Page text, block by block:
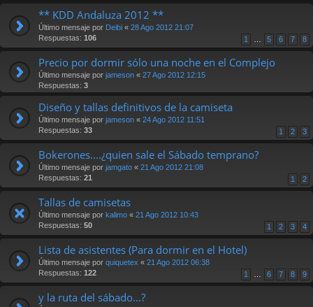
** KDD Andaluza 2012 **
Último mensaje por Deibi « 28 Ago 2012 21:07
Respuestas: 106 1 5 6 7 8
Precio por dormir sólo una noche en el Complejo
Último mensaje por jameson « 27 Ago 2012 12:15
Respuestas: 3
Diseño y tallas definitivos de la camiseta
Último mensaje por jameson « 24 Ago 2012 11:51
Respuestas: 33 1 2 3
Bokerones....¿quien sale el Sábado temprano?
Último mensaje por jamgato « 21 Ago 2012 21:08
Respuestas: 21 1 2
Tallas de camisetas
Último mensaje por kalimo « 21 Ago 2012 10:43
Respuestas: 50 1 2 3 4
Lista de asistentes (Para dormir en el Hotel)
Último mensaje por quiquetex « 21 Ago 2012 06:38
Respuestas: 122 1 6 7 8 9
y la ruta del sábado...?